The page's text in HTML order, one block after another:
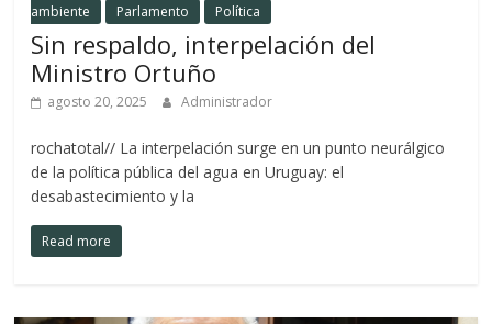
ambiente
Parlamento Política
Sin respaldo, interpelación del
Ministro Ortuño
agosto 20, 2025 Administrador
rochatotal// La interpelación surge en un punto neurálgico
de la política pública del agua en Uruguay: el
desabastecimiento y la
Read more